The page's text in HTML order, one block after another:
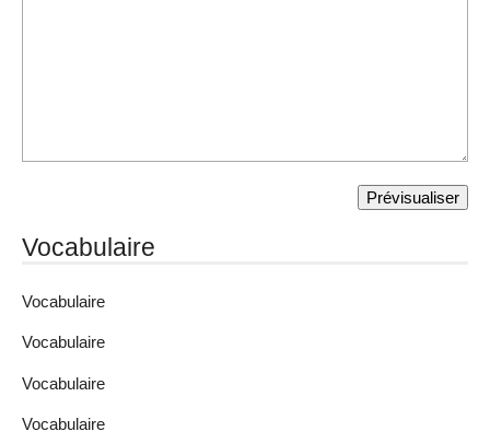
Vocabulaire
Vocabulaire
Vocabulaire
Vocabulaire
Vocabulaire